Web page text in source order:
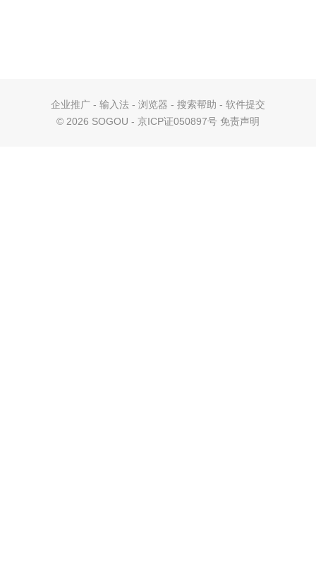
企业推广 - 输入法 - 浏览器 - 搜索帮助 - 软件提交
© 2026 SOGOU - 京ICP证050897号 免责声明